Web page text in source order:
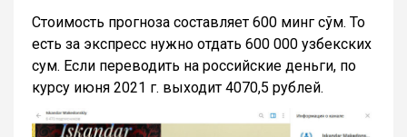
Стоимость прогноза составляет 600 минг сўм. То
есть за экспресс нужно отдать 600 000 узбекских
сум. Если переводить на российские деньги, по
курсу июня 2021 г. выходит 4070,5 рублей.